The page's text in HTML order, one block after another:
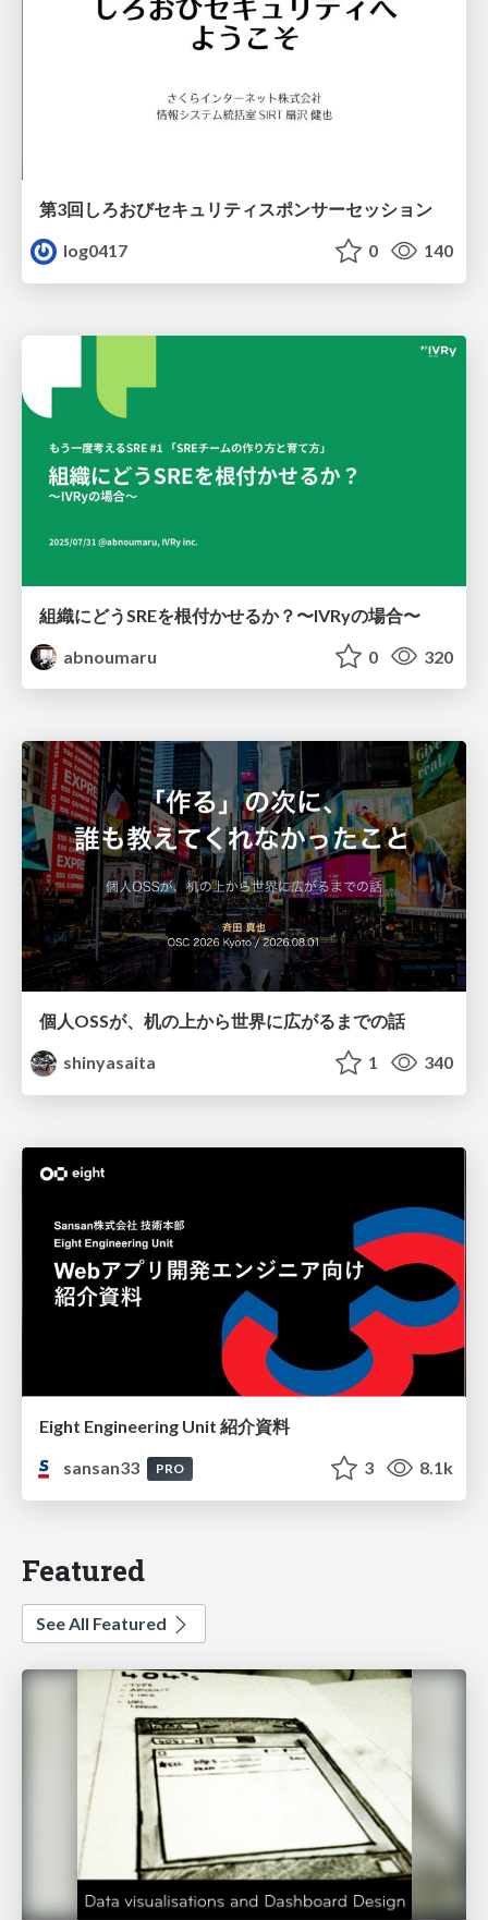
第3回しろおびセキュリティスポンサーセッション
log0417
0 140
組織にどうSREを根付かせるか？〜IVRyの場合〜
abnoumaru
0 320
個人OSSが、机の上から世界に広がるまでの話
shinyasaita
1 340
Eight Engineering Unit 紹介資料
sansan33
PRO 3 8.1k
Featured
See All Featured